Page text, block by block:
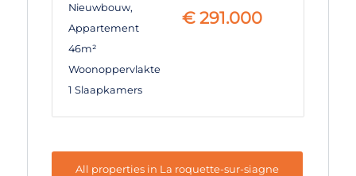
Nieuwbouw,
Appartement
46m²
Woonoppervlakte
1 Slaapkamers
€ 291.000
All properties in La roquette-sur-siagne